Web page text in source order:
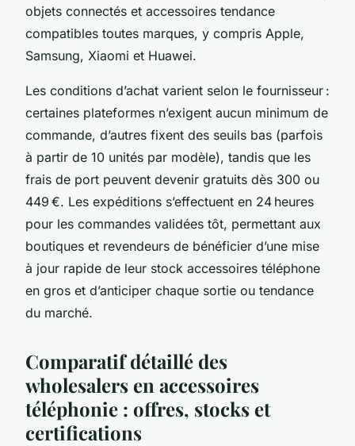
objets connectés et accessoires tendance
compatibles toutes marques, y compris Apple,
Samsung, Xiaomi et Huawei.
Les conditions d’achat varient selon le fournisseur :
certaines plateformes n’exigent aucun minimum de
commande, d’autres fixent des seuils bas (parfois
à partir de 10 unités par modèle), tandis que les
frais de port peuvent devenir gratuits dès 300 ou
449 €. Les expéditions s’effectuent en 24 heures
pour les commandes validées tôt, permettant aux
boutiques et revendeurs de bénéficier d’une mise
à jour rapide de leur stock accessoires téléphone
en gros et d’anticiper chaque sortie ou tendance
du marché.
Comparatif détaillé des
wholesalers en accessoires
téléphonie : offres, stocks et
certifications